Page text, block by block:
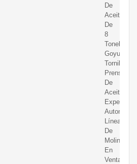
De
Aceite
De
8
Toneladas
Goyum
Tornillo
Prensa
De
Aceite
Expeller
Línea
De
Molino
En